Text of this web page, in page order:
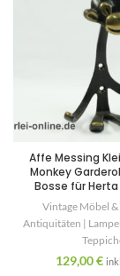
Affe Messing
Monkey
Bosse für Herta
Vintage Möbel
Antiquitäten |
129,00€